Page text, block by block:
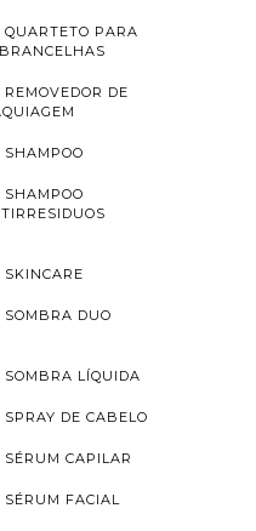
QUARTETO PARA
REMOVEDOR DE
SHAMPOO
SHAMPOO
SKINCARE
SOMBRA DUO
SOMBRA LÍQUIDA
SPRAY DE CABELO
SÉRUM CAPILAR
SÉRUM FACIAL